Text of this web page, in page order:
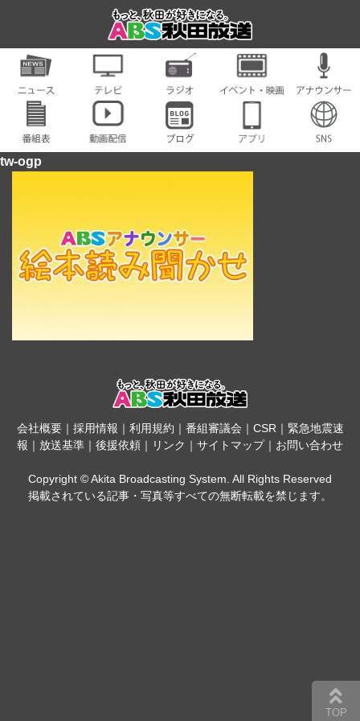
tw-ogp
会社概要｜ 採用情報 ｜ 利用規約 ｜ 番組審議会 ｜ CSR｜ 緊急地震速
報 ｜ 放送基準 ｜ 後援依頼 ｜ リンク ｜ サイトマップ｜ お問い合わせ
Copyright © Akita Broadcasting System. All Rights Reserved
掲載されている記事・写真等すべての無断転載を禁じます。